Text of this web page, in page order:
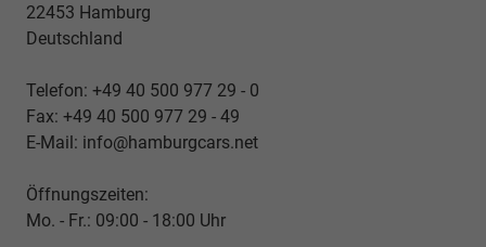
22453 Hamburg
Deutschland
Telefon: +49 40 500 977 29 - 0
Fax: +49 40 500 977 29 - 49
E-Mail: info@hamburgcars.net
Öffnungszeiten:
Mo. - Fr.: 09:00 - 18:00 Uhr